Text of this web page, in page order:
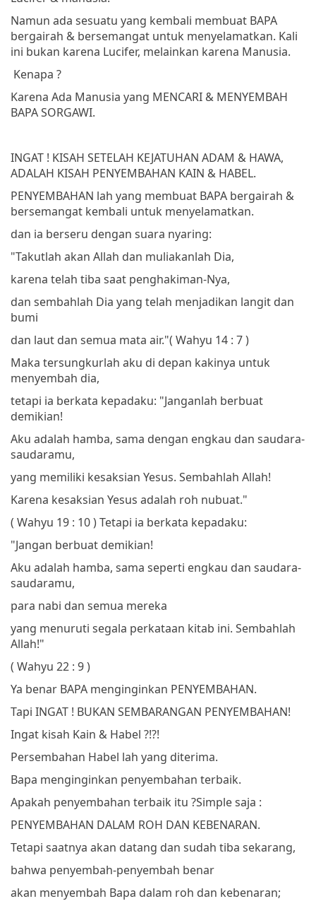
Namun ada sesuatu yang kembali membuat BAPA
bergairah & bersemangat untuk menyelamatkan. Kali
ini bukan karena Lucifer, melainkan karena Manusia.
Kenapa ?
Karena Ada Manusia yang MENCARI & MENYEMBAH
BAPA SORGAWI.
INGAT ! KISAH SETELAH KEJATUHAN ADAM & HAWA,
ADALAH KISAH PENYEMBAHAN KAIN & HABEL.
PENYEMBAHAN lah yang membuat BAPA bergairah &
bersemangat kembali untuk menyelamatkan.
dan ia berseru dengan suara nyaring:
"Takutlah akan Allah dan muliakanlah Dia,
karena telah tiba saat penghakiman-Nya,
dan sembahlah Dia yang telah menjadikan langit dan
bumi
dan laut dan semua mata air."( Wahyu 14 : 7 )
Maka tersungkurlah aku di depan kakinya untuk
menyembah dia,
tetapi ia berkata kepadaku: "Janganlah berbuat
demikian!
Aku adalah hamba, sama dengan engkau dan saudara-
saudaramu,
yang memiliki kesaksian Yesus. Sembahlah Allah!
Karena kesaksian Yesus adalah roh nubuat."
( Wahyu 19 : 10 )Tetapi ia berkata kepadaku:
"Jangan berbuat demikian!
Aku adalah hamba, sama seperti engkau dan saudara-
saudaramu,
para nabi dan semua mereka
yang menuruti segala perkataan kitab ini. Sembahlah
Allah!"
( Wahyu 22 : 9 )
Ya benar BAPA menginginkan PENYEMBAHAN.
Tapi INGAT ! BUKAN SEMBARANGAN PENYEMBAHAN!
Ingat kisah Kain & Habel ?!?!
Persembahan Habel lah yang diterima.
Bapa menginginkan penyembahan terbaik.
Apakah penyembahan terbaik itu ?Simple saja :
PENYEMBAHAN DALAM ROH DAN KEBENARAN.
Tetapi saatnya akan datang dan sudah tiba sekarang,
bahwa penyembah-penyembah benar
akan menyembah Bapa dalam roh dan kebenaran;